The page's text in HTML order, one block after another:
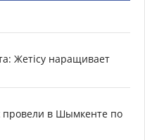
Жетісу наращивает
провели в Шымкенте по